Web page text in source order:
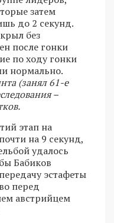
затем
до 2 секунд.
без
после гонки
по ходу гонки
нормально.
(занял 61-е
–
этап на
на 9 секунд,
удалось
Бабиков
эстафеты
перед
австрийцем